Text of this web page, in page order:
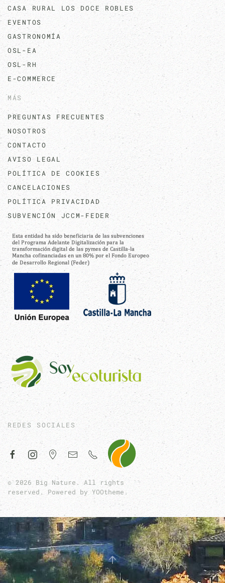
REDES SOCIALES
© 2026 Big Nature. All rights
reserved. Powered by YOOtheme .
CASA RURAL LOS DOCE ROBLES
EVENTOS
GASTRONOMÍA
OSL-EA
OSL-RH
E-COMMERCE
MÁS
PREGUNTAS FRECUENTES
NOSOTROS
CONTACTO
AVISO LEGAL
POLÍTICA DE COOKIES
CANCELACIONES
POLÍTICA PRIVACIDAD
SUBVENCIÓN JCCM-FEDER